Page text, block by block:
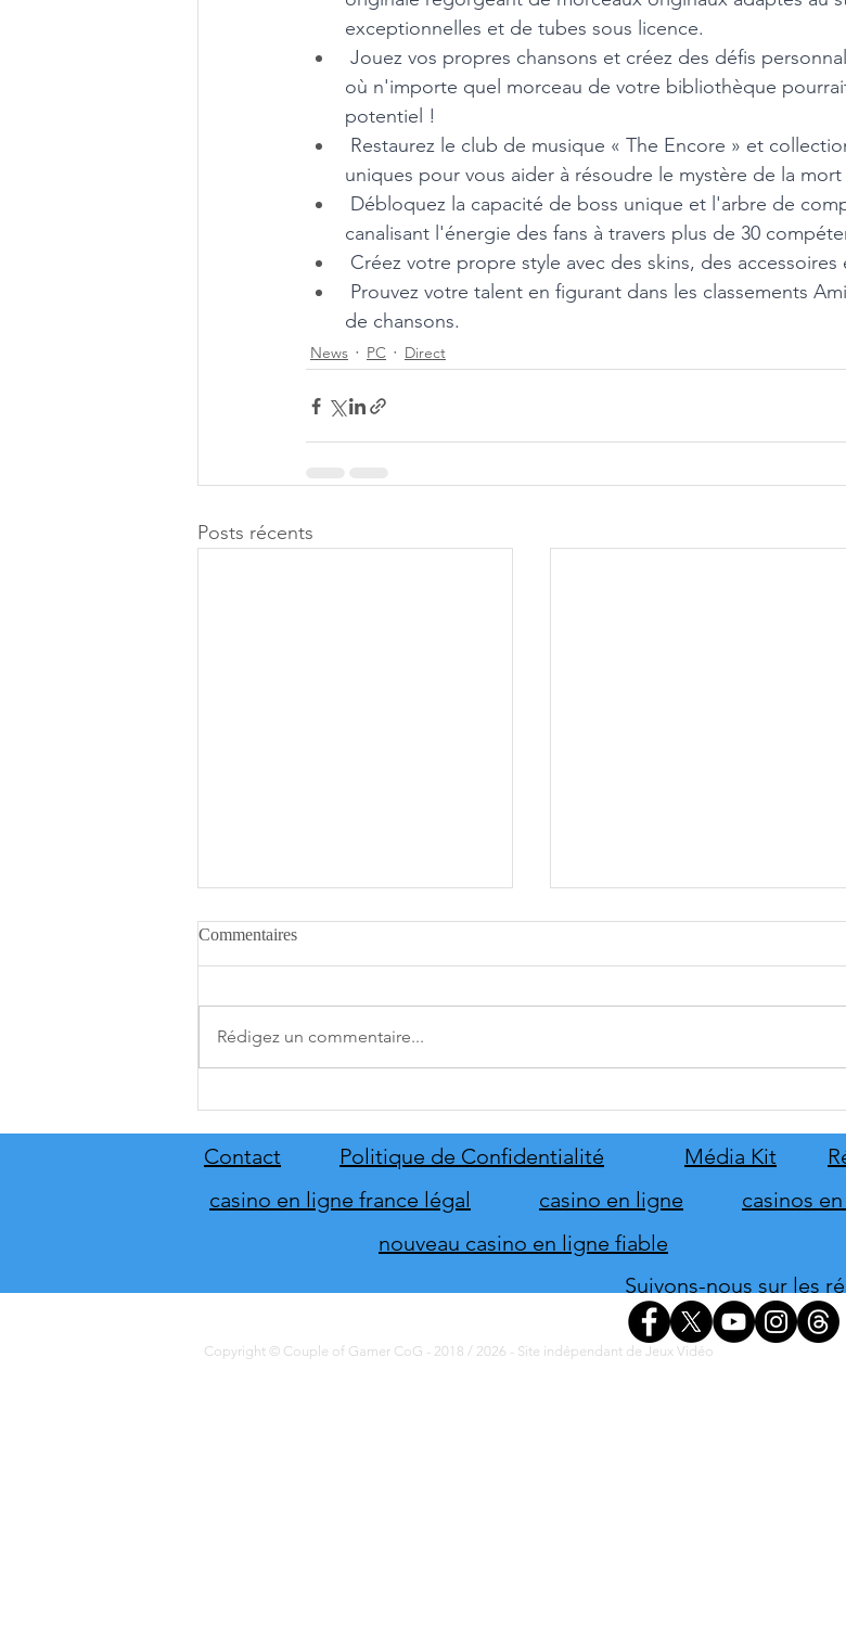
exceptionnelles et de tubes sous licence.
Jouez vos propres chansons et créez des défis
où n'importe quel morceau de votre bibliothèque
potentiel !
Restaurez le club de musique « The Encore » et
uniques pour vous aider à résoudre le mystère de la
Débloquez la capacité de boss unique et l'arbre de
canalisant l'énergie des fans à travers plus de 30
Créez votre propre style avec des skins, des accessoires
Prouvez votre talent en figurant dans les classements
de chansons.
News PC Direct
Posts récents
Kourou
Commentaires
Rédigez un commentaire...
Contact Politique de Confidentialité Média Kit
casino en ligne france légal
casino en ligne
casinos
nouveau casino en ligne fiable
Suivons-nous sur les
Copyright © Couple of Gamer CoG - 2018 / 2026 - Site indépendant de Jeux Vidéo